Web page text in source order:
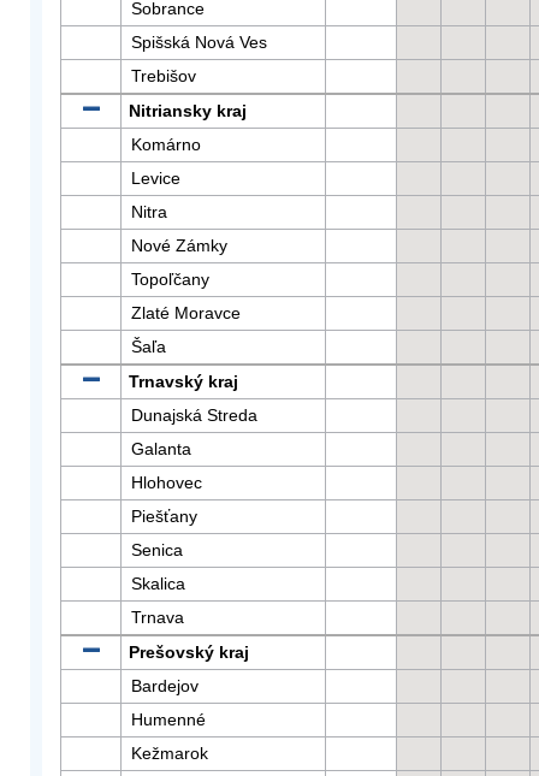
Sobrance
Spišská Nová Ves
Trebišov
Nitriansky kraj
Komárno
Levice
Nitra
Nové Zámky
Topoľčany
Zlaté Moravce
Šaľa
Trnavský kraj
Dunajská Streda
Galanta
Hlohovec
Piešťany
Senica
Skalica
Trnava
Prešovský kraj
Bardejov
Humenné
Kežmarok